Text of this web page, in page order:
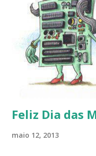
baixa taxa de adesão
de desejar a todos Boas
estar juntos novamente.
Feliz Dia das
maio 12, 2013